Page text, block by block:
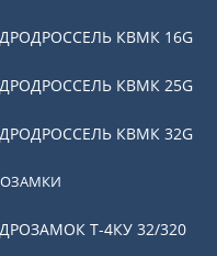
КВМК 16G
КВМК 25G
КВМК 32G
Т-4КУ 32/320